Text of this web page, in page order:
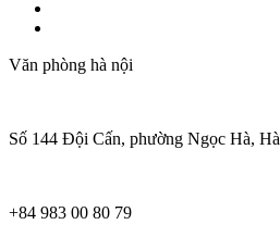
Văn phòng hà nội
Số 144 Đội Cấn, phường Ngọc Hà,
+84 983 00 80 79